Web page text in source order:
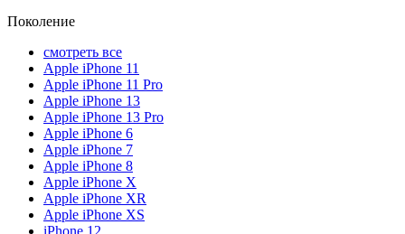
Поколение
смотреть все
Apple iPhone 11
Apple iPhone 11 Pro
Apple iPhone 13
Apple iPhone 13 Pro
Apple iPhone 6
Apple iPhone 7
Apple iPhone 8
Apple iPhone X
Apple iPhone XR
Apple iPhone XS